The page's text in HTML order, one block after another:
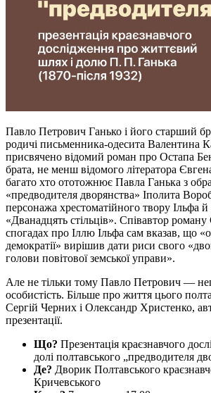
Павло Петрович Ганько і його старший
родичі письменника-одесита Валентина
присвячено відомий роман про Остапа
брата, не менш відомого літератора
багато хто ототожнює Павла Ганька з
«предводителя дворянства» Іполита
персонажа хрестоматійного твору Ільфа
«Дванадцять стільців». Співавтор
спогадах про Іллю Ільфа сам вказав, що
демократії» вирішив дати риси свого
голови повітової земської управи».
Але не тільки тому Павло Петрович —
особистість. Більше про життя цього
Сергій Черних і Олександр Христенко,
презентації.
Що? Презентація краєзнавчого
долі полтавського „предводителя
Де? Дворик Полтавського
Кричевського